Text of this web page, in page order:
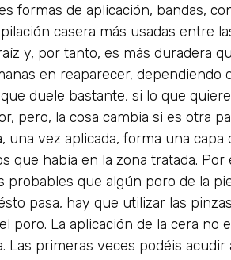
formas de aplicación, bandas,
casera más usadas entre
y, por tanto, es más duradera
en reaparecer, dependiendo
duele bastante, si lo que
pero, la cosa cambia si es otra
una vez aplicada, forma una
que había en la zona tratada.
probables que algún poro de la
pasa, hay que utilizar las
poro. La aplicación de la cera no
Las primeras veces podéis